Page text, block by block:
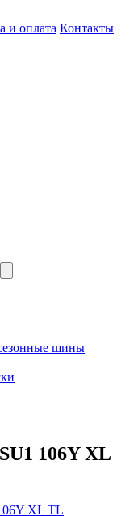
и оплата Контакты
шины
106Y XL